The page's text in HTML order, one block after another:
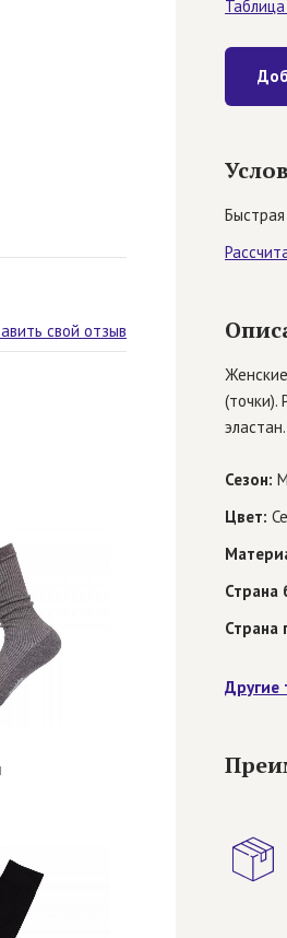
свой отзыв
(точки).
эластан.
Сезон:
Цвет:
Страна
Страна
Другие